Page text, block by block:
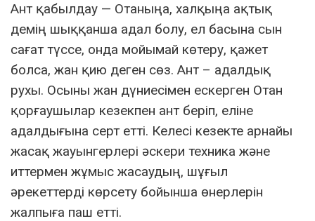
Ант қабылдау — Отаныңа, халқыңа ақтық
демің шыққанша адал болу, ел басына сын
сағат түссе, онда мойымай көтеру, қажет
болса, жан қию деген сөз. Ант – адалдық
рухы. Осыны жан дүниесімен ескерген Отан
қорғаушылар кезекпен ант беріп, еліне
адалдығына серт етті. Келесі кезекте арнайы
жасақ жауынгерлері әскери техника және
иттермен жұмыс жасаудың, шұғыл
әрекеттерді көрсету бойынша өнерлерін
жалпыға паш етті.